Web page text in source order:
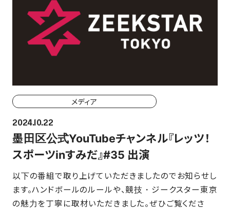
メディア
2024.10.22
墨田区公式YouTubeチャンネル『レッツ！
スポーツinすみだ』#35 出演
以下の番組で取り上げていただきましたのでお知らせし
ます。ハンドボールのルールや、競技・ジークスター東京
の魅力を丁寧に取材いただきました。ぜひご覧くださ